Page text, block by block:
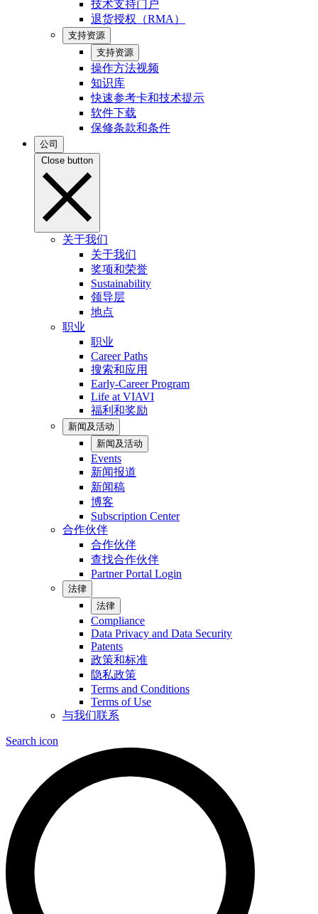
技术支持门户
退货授权（RMA）
支持资源
支持资源
操作方法视频
知识库
快速参考卡和技术提示
软件下载
保修条款和条件
公司
Close button
关于我们
关于我们
奖项和荣誉
Sustainability
领导层
地点
职业
职业
Career Paths
搜索和应用
Early-Career Program
Life at VIAVI
福利和奖励
新闻及活动
新闻及活动
Events
新闻报道
新闻稿
博客
Subscription Center
合作伙伴
合作伙伴
查找合作伙伴
Partner Portal Login
法律
法律
Compliance
Data Privacy and Data Security
Patents
政策和标准
隐私政策
Terms and Conditions
Terms of Use
与我们联系
Search icon